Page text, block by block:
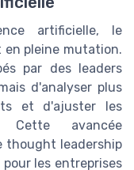
artificielle, le
en pleine mutation.
par des leaders
d'analyser plus
et d'ajuster les
Cette avancée
thought leadership
les entreprises